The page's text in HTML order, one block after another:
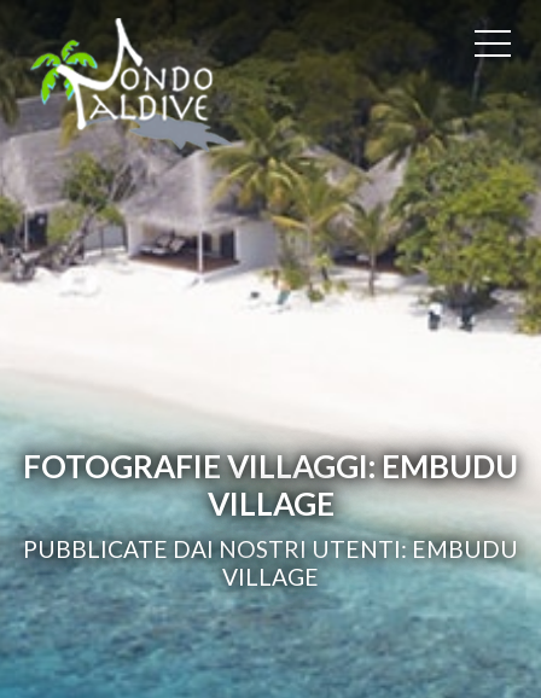
FOTOGRAFIE VILLAGGI: EMBUDU
VILLAGE
PUBBLICATE DAI NOSTRI UTENTI: EMBUDU
VILLAGE